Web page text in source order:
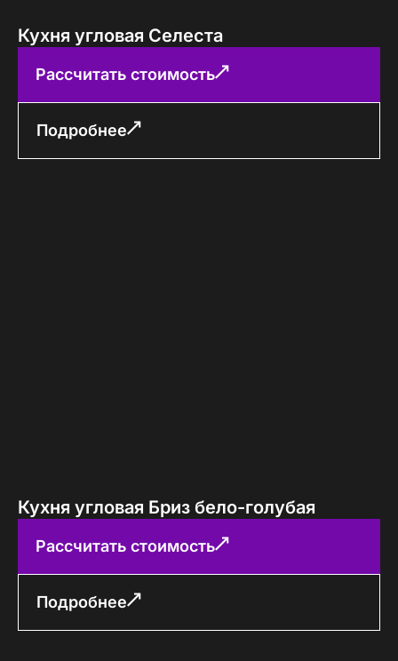
Кухня угловая Селеста
Рассчитать стоимость
Подробнее
Кухня угловая Бриз бело-голубая
Рассчитать стоимость
Подробнее